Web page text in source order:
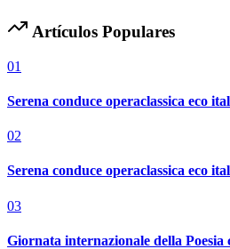
Artículos Populares
01
Serena conduce operaclassica eco
02
Serena conduce operaclassica eco
03
Giornata internazionale della Poesia